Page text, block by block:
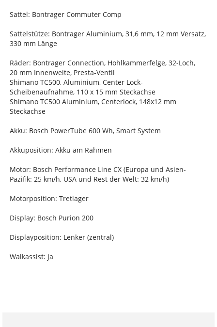
Sattel: Bontrager Commuter Comp
Sattelstütze: Bontrager Aluminium, 31,6 mm, 12 mm Versatz,
330 mm Länge
Räder: Bontrager Connection, Hohlkammerfelge, 32-Loch,
20 mm Innenweite, Presta-Ventil
Shimano TC500, Aluminium, Center Lock-
Scheibenaufnahme, 110 x 15 mm Steckachse
Shimano TC500 Aluminium, Centerlock, 148x12 mm
Steckachse
Akku: Bosch PowerTube 600 Wh, Smart System
Akkuposition: Akku am Rahmen
Motor: Bosch Performance Line CX (Europa und Asien-
Pazifik: 25 km/h, USA und Rest der Welt: 32 km/h)
Motorposition: Tretlager
Display: Bosch Purion 200
Displayposition: Lenker (zentral)
Walkassist: Ja